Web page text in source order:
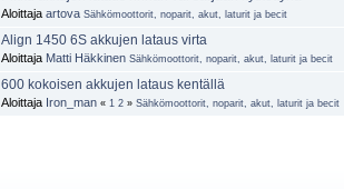
Aloittaja artova Sähkömoottorit, noparit, akut, laturit ja becit
Align 1450 6S akkujen lataus virta
Aloittaja Matti Häkkinen Sähkömoottorit, noparit, akut, laturit ja becit
600 kokoisen akkujen lataus kentällä
Aloittaja Iron_man « 1 2 » Sähkömoottorit, noparit, akut, laturit ja becit